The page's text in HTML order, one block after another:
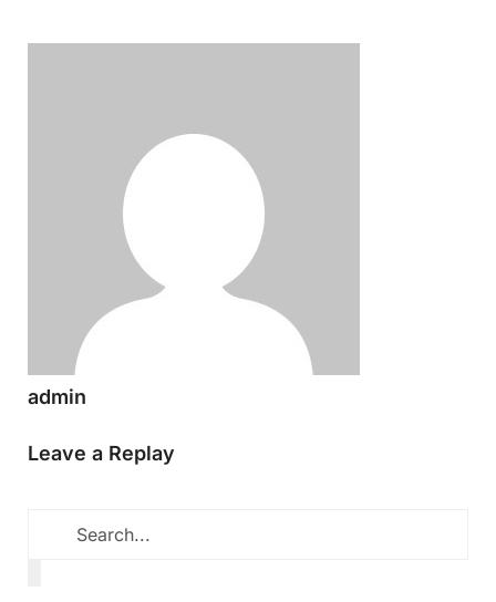
admin
Leave a Replay